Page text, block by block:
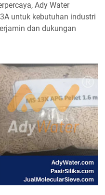
Ady Water
untuk kebutuhan industri
dan dukungan